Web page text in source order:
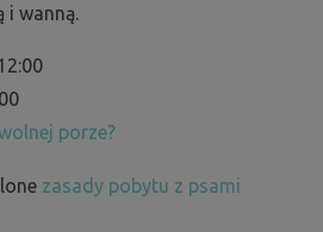
i wanną.
porze?
zasady pobytu z psami